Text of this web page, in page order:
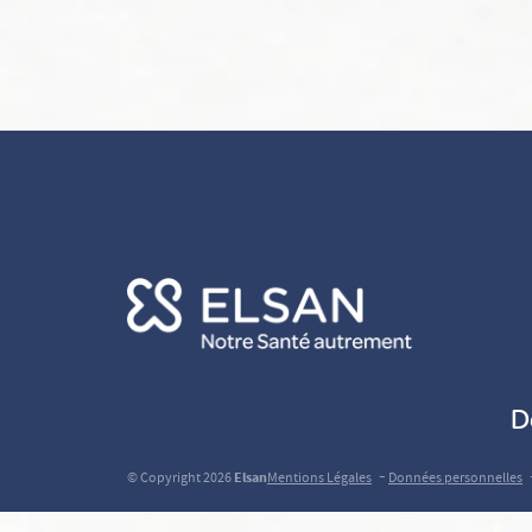
© Copyright 2026ElsanMentions Légales -Données personnelles